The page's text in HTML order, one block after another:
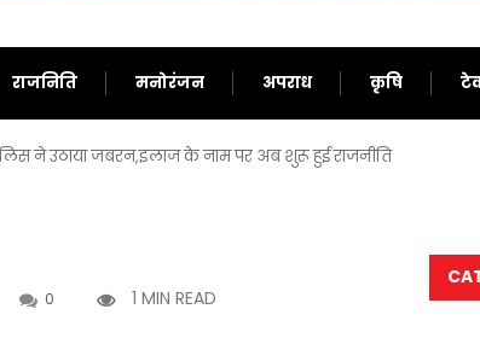
राजनिति मनोरंजन अपराध कृषि
ने उठाया जबरन,इलाज के नाम पर अब शुरू हुई राजनीति
0 1 MIN READ